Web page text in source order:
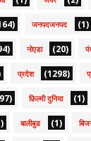
जनपदजनपद (1)
नोएडा (20)
प्रदेश (1298)
फ़िल्मी दुनिया (1)
बालीबुड (1)